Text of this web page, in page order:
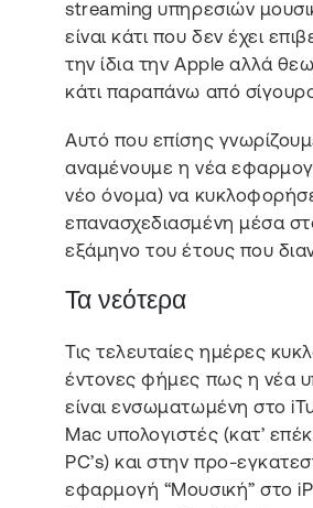
streaming υπηρεσιών
είναι κάτι που δεν έχει
την ίδια την Apple αλλά
κάτι παραπάνω από
Αυτό που επίσης
αναμένουμε η νέα
νέο όνομα) να
επανασχεδιασμένη μέσα
εξάμηνο του έτους που
Τα νεότερα
Τις τελευταίες ημέρες
έντονες φήμες πως η νέα
είναι ενσωματωμένη στο
Mac υπολογιστές (κατ’
PC’s) και στην προ-
εφαρμογή “Μουσική” στο